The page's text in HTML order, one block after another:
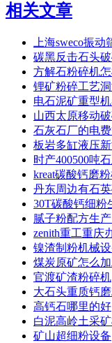
相关文章
上海sweco振动
碳黑反击石头
方解石粉碎机
锂矿粉碎工艺
电石泥矿重型
山西太原移动
石灰石厂的电
板岩多缸液压
时产400500吨
kreat碳酸钙磨
丹东周边有石
30T碳酸钙细粉
腻子粉配方生
zenith重工重庆
镍渣制粉机械
煤炭原矿怎么
官渡矿渣粉碎机
大石头重质钙
高钙石哪里的好
白泥高岭土采
矿山超细粉设备